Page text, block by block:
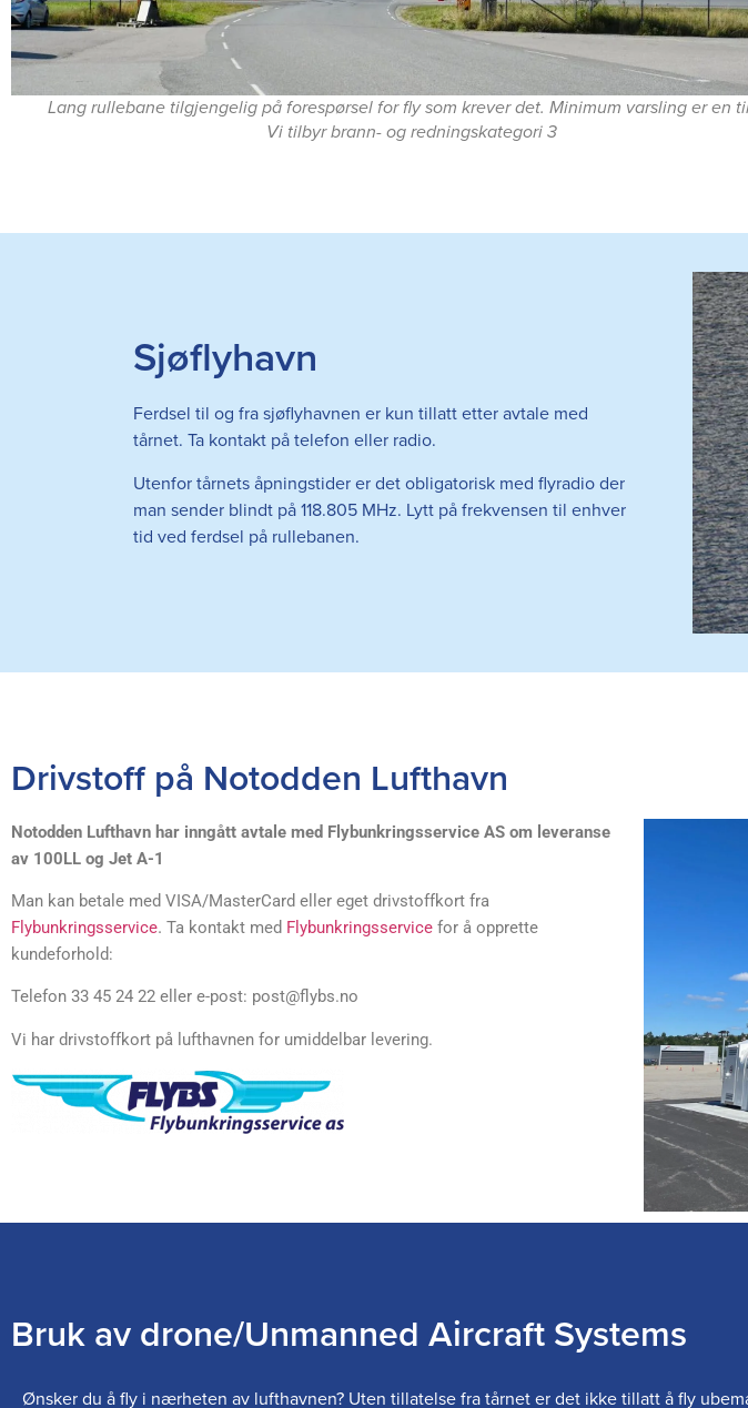
Lang rullebane tilgjengelig på forespørsel for fly som krever det. Minimum varsling er en
Vi tilbyr brann- og redningskategori 3
Sjøflyhavn
Ferdsel til og fra sjøflyhavnen er kun tillatt etter avtale med
tårnet. Ta kontakt på telefon eller radio.
Utenfor tårnets åpningstider er det obligatorisk med flyradio der
man sender blindt på 118.805 MHz. Lytt på frekvensen til enhver
tid ved ferdsel på rullebanen.
Drivstoff på Notodden Lufthavn
Notodden Lufthavn har inngått avtale med Flybunkringsservice AS om leveranse
av 100LL og Jet A-1
Man kan betale med VISA/MasterCard eller eget drivstoffkort fra
Flybunkringsservice. Ta kontakt med Flybunkringsservice for å opprette
kundeforhold:
Telefon 33 45 24 22 eller e-post: post@flybs.no
Vi har drivstoffkort på lufthavnen for umiddelbar levering.
Bruk av drone/Unmanned Aircraft Systems
Ønsker du å fly i nærheten av lufthavnen? Uten tillatelse fra tårnet er det ikke tillatt å fly